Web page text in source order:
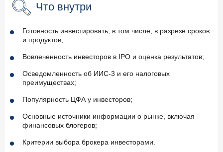
Что внутри
Готовность инвестировать, в том числе, в разрезе сроков
и продуктов;
Вовлеченность инвесторов в IPO и оценка результатов;
Осведомленность об ИИС-3 и его налоговых
преимуществах;
Популярность ЦФА у инвесторов;
Основные источники информации о рынке, включая
финансовых блогеров;
Критерии выбора брокера инвесторами.